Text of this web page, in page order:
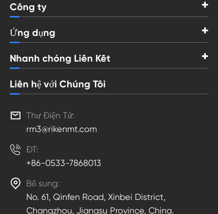
Công ty
Ứng dụng
Nhanh chóng Liên Kết
Liên hệ với Chúng Tôi
 Thư Điện Tử:
rm3@rikenmt.com
 ĐT:
+86-0533-7868013

Bổ sung:
No. 61, Qinfen Road, Xinbei District,
Changzhou, Jiangsu Province, China.